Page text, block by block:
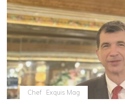
chef
de
La
Table
de
Castigno"
Chef
Exquis Mag